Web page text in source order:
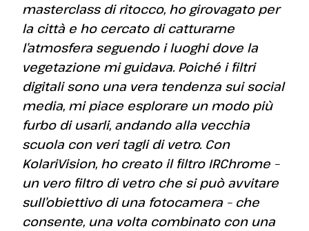
masterclass di ritocco, ho girovagato per
la città e ho cercato di catturarne
l’atmosfera seguendo i luoghi dove la
vegetazione mi guidava. Poiché i filtri
digitali sono una vera tendenza sui social
media, mi piace esplorare un modo più
furbo di usarli, andando alla vecchia
scuola con veri tagli di vetro. Con
KolariVision, ho creato il filtro IRChrome –
un vero filtro di vetro che si può avvitare
sull’obiettivo di una fotocamera – che
consente, una volta combinato con una